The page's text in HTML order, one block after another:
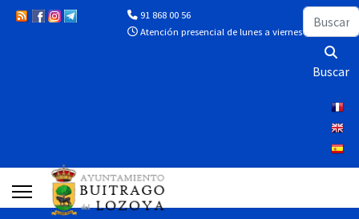
91 868 00 56
Atención presencial de lunes a viernes de 10:00 a
Buscar
Buscar